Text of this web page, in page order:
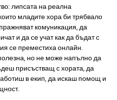
липсата на реална
младите хора би трябвало
комуникация, да
и да се учат как да бъдат с
се преместиха онлайн.
но не може напълно да
присъстващ с хората, да
в екип, да искаш помощ и